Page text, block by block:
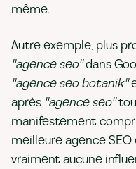
même.
Autre exemple, plus
"agence seo"dans
"agence seo botanik"
après "agence seo"
manifestement
meilleure agence SEO
vraiment aucune